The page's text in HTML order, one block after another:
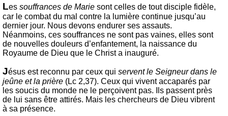
Les souffrances de Marie sont celles de tout disciple fidèle,
car le combat du mal contre la lumière continue jusqu’au
dernier jour. Nous devons endurer ses assauts.
Néanmoins, ces souffrances ne sont pas vaines, elles sont
de nouvelles douleurs d’enfantement, la naissance du
Royaume de Dieu que le Christ a inauguré.
Jésus est reconnu par ceux qui servent le Seigneur dans le
jeûne et la prière (Lc 2,37). Ceux qui vivent accaparés par
les soucis du monde ne le perçoivent pas. Ils passent près
de lui sans être attirés. Mais les chercheurs de Dieu vibrent
à sa présence.